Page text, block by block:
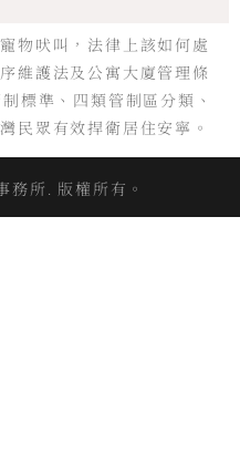
物吠叫，法律上該如何處
維護法及公寓大廈管理條
標準、四類管制區分類、
民眾有效捍衛居住安寧。
所. 版權所有。